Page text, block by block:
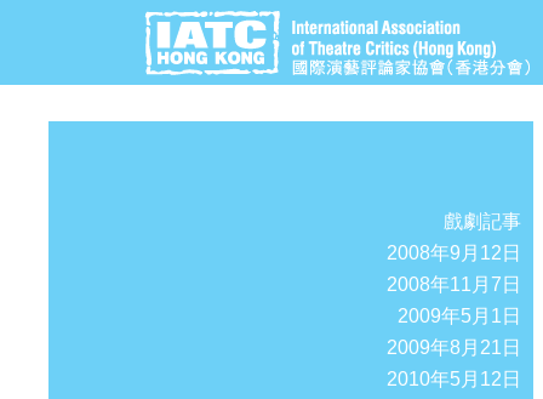
戲劇記事
2008年9月12日
2008年11月7日
2009年5月1日
2009年8月21日
2010年5月12日